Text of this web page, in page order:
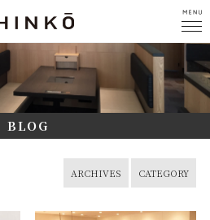
BLOG
CATEGORY
ARCHIVES